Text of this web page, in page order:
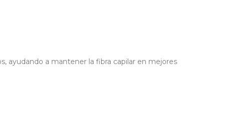
ayudando a mantener la fibra capilar en mejores